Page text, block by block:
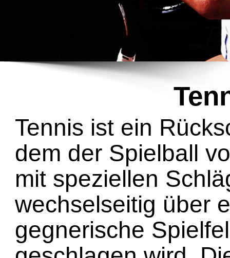
Tennis ist ein
dem der Spielball
mit speziellen
wechselseitig über
gegnerische